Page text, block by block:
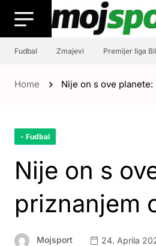
Fudbal Zmajevi Premijer liga
Home Nije on s ove
- Fudbal
Nije on s
priznanjem
Mojsport 24. Aprila